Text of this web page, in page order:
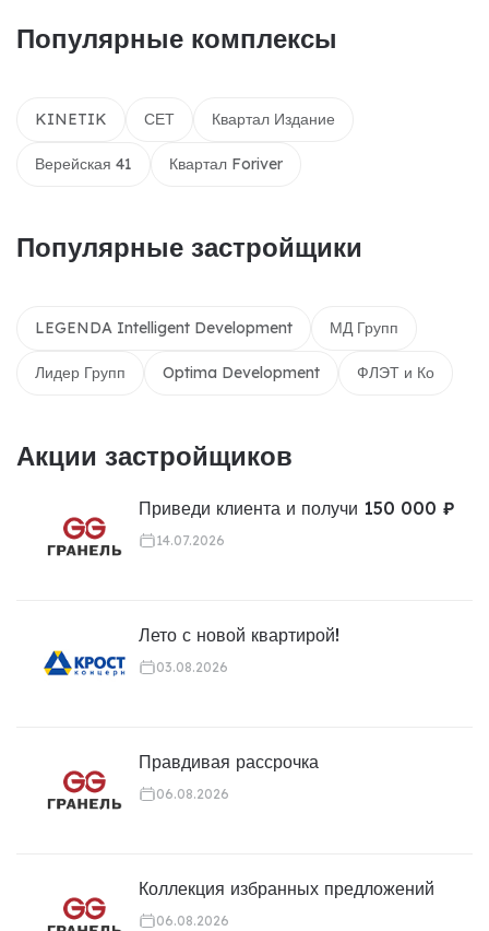
Популярные комплексы
KINETIK СЕТ Квартал Издание
Верейская 41 Квартал Foriver
Популярные застройщики
LEGENDA Intelligent Development МД Групп
Лидер Групп Optima Development ФЛЭТ и Ко
Акции застройщиков
Приведи клиента и получи 150 000 ₽
14.07.2026
Лето с новой квартирой!
03.08.2026
Правдивая рассрочка
06.08.2026
Коллекция избранных предложений
06.08.2026